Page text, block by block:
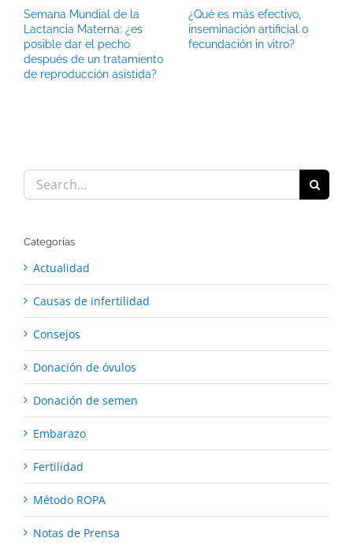
Semana Mundial de la
Lactancia Materna: ¿es
posible dar el pecho
después de un tratamiento
de reproducción asistida?
¿Qué es más efectivo,
inseminación artificial o
fecundación in vitro?
Search
for:
Categorías
Actualidad
Causas de infertilidad
Consejos
Donación de óvulos
Donación de semen
Embarazo
Fertilidad
Método ROPA
Notas de Prensa